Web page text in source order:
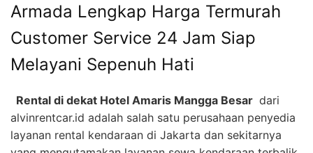
Armada Lengkap Harga Termurah
Customer Service 24 Jam Siap
Melayani Sepenuh Hati
Rental di dekat Hotel Amaris Mangga Besar dari
alvinrentcar.id adalah salah satu perusahaan penyedia
layanan rental kendaraan di Jakarta dan sekitarnya